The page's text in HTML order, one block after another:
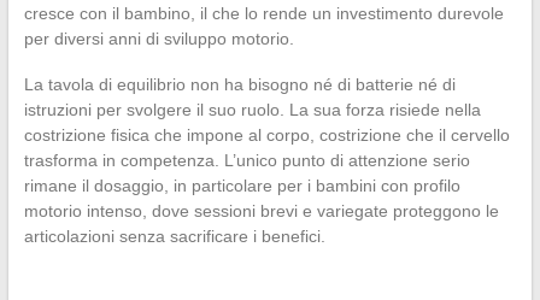
cresce con il bambino, il che lo rende un investimento durevole
per diversi anni di sviluppo motorio.
La tavola di equilibrio non ha bisogno né di batterie né di
istruzioni per svolgere il suo ruolo. La sua forza risiede nella
costrizione fisica che impone al corpo, costrizione che il cervello
trasforma in competenza. L’unico punto di attenzione serio
rimane il dosaggio, in particolare per i bambini con profilo
motorio intenso, dove sessioni brevi e variegate proteggono le
articolazioni senza sacrificare i benefici.